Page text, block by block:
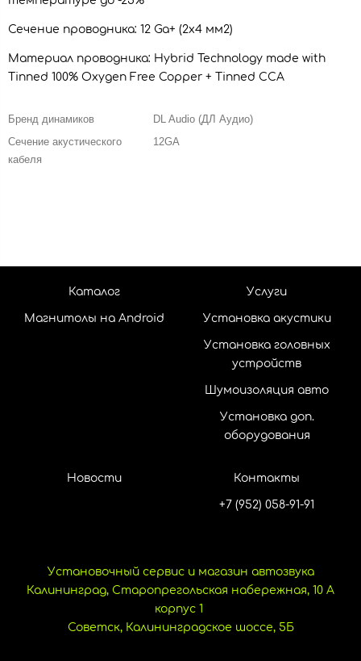
Сечение проводника: 12 Ga+ (2х4 мм2)
Материал проводника: Hybrid Technology made with
Tinned 100% Oxygen Free Copper + Tinned CCA
Бренд динамиков
DL Audio (ДЛ Аудио)
Сечение акустического
кабеля
12GA
Каталог
Магнитолы на Android
Услуги
Установка акустики
Установка головных
устройств
Шумоизоляция авто
Установка доп.
оборудования
Новости Контакты
+7 (952) 058-91-91
Установочный сервис и магазин автозвука
Калининград, Старопрегольская набережная, 10 А
корпус 1
Советск, Калининградское шоссе, 5Б